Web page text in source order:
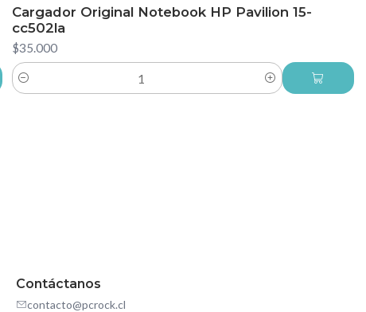
Cargador Original Notebook HP Pavilion 15-
cc502la
$35.000
Cantidad
Contáctanos
contacto@pcrock.cl